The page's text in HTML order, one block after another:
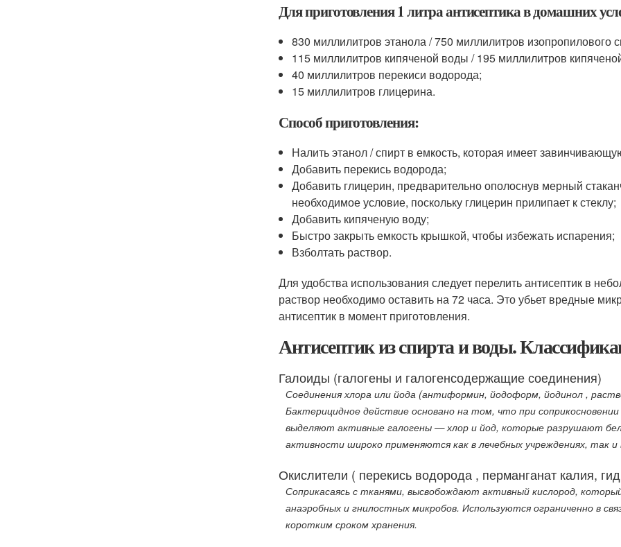
Для приготовления 1 литра антисептика в домашних
830 миллилитров этанола / 750 миллилитров изопропилового
115 миллилитров кипяченой воды / 195 миллилитров
40 миллилитров перекиси водорода;
15 миллилитров глицерина.
Способ приготовления:
Налить этанол / спирт в емкость, которая имеет
Добавить перекись водорода;
Добавить глицерин, предварительно ополоснув мерный
необходимое условие, поскольку глицерин прилипает к стеклу;
Добавить кипяченую воду;
Быстро закрыть емкость крышкой, чтобы избежать испарения;
Взболтать раствор.
Для удобства использования следует перелить антисептик в
раствор необходимо оставить на 72 часа. Это убьет вредные
антисептик в момент приготовления.
Антисептик из спирта и воды.
Галоиды (галогены и галогенсодержащие соединения)
Соединения хлора или йода (антиформин, йодоформ, йодинол ,
Бактерицидное действие основано на том, что при
выделяют активные галогены — хлор и йод, которые разрушают
активности широко применяются как в лечебных учреждениях, так и
Окислители ( перекись водорода , перманганат калия,
Соприкасаясь с тканями, высвобождают активный кислород,
анаэробных и гнилостных микробов. Используются ограниченно в
коротким сроком хранения.